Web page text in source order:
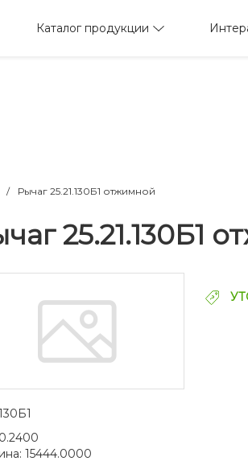
Каталог продукции
/ Рычаг 25.21.130Б1 отжимной
25.21.130Б1
0.2400
15444.0000